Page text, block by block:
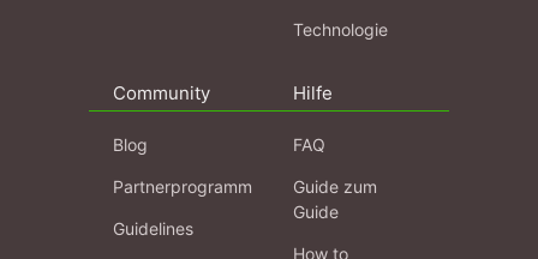
Technologie
Community
Blog
Partnerprogramm
Guidelines
Hilfe
FAQ
Guide zum
Guide
How to